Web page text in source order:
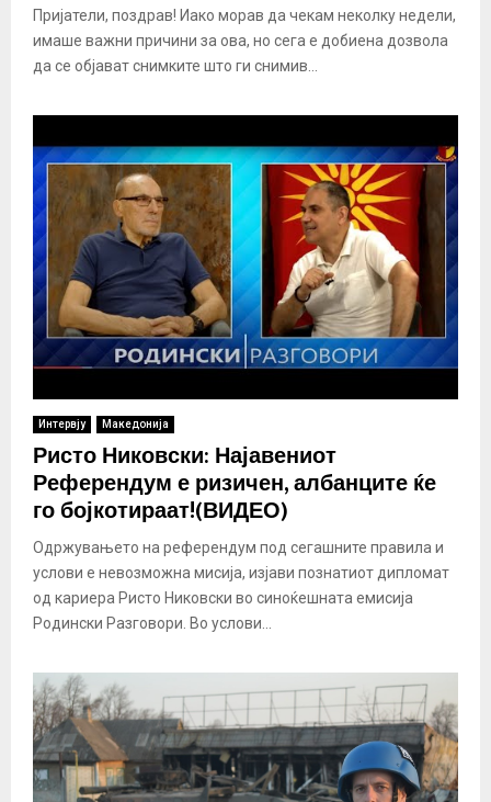
Пријатели, поздрав! Иако морав да чекам неколку недели,
имаше важни причини за ова, но сега е добиена дозвола
да се објават снимките што ги снимив...
Интервју Македонија
Ристо Никовски: Најавениот
Референдум е ризичен, албанците ќе
го бојкотираат!(ВИДЕО)
Одржувањето на референдум под сегашните правила и
услови е невозможна мисија, изјави познатиот дипломат
од кариера Ристо Никовски во синоќешната емисија
Родински Разговори. Во услови...